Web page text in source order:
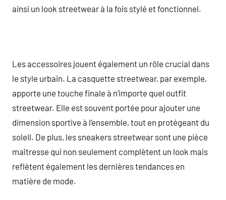
ainsi un look streetwear à la fois stylé et fonctionnel.
Les accessoires jouent également un rôle crucial dans
le style urbain. La casquette streetwear, par exemple,
apporte une touche finale à n’importe quel outfit
streetwear. Elle est souvent portée pour ajouter une
dimension sportive à l’ensemble, tout en protégeant du
soleil. De plus, les sneakers streetwear sont une pièce
maîtresse qui non seulement complètent un look mais
reflètent également les dernières tendances en
matière de mode.